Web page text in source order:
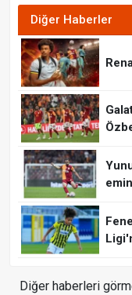
Diğer Haberler
Diğer haberleri